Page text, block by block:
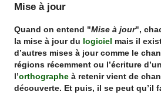
Mise à jour
Quand on entend "Mise à jour",
la mise à jour du logiciel mais il
d’autres mises à jour comme le
régions récemment ou l’écriture d’un
l’orthographe à retenir vient de
découverte. Et puis, il se peut qu’il